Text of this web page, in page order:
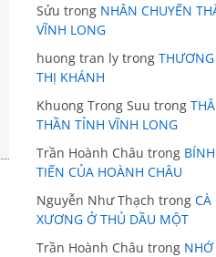
Sửu trong NHÂN CHUYẾN
VĨNH LONG
huong tran ly trong
THỊ KHÁNH
Khuong Trong Suu trong
THẦN TỈNH VĨNH LONG
Trần Hoành Châu trong
TIẾN CỦA HOÀNH CHÂU
Nguyễn Như Thạch trong CÀ
XƯƠNG Ở THỦ DẦU MỘT
Trần Hoành Châu trong